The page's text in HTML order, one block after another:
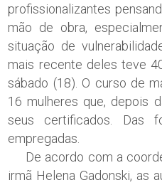
profissionalizantes
mão de obra,
situação de
mais recente deles teve
sábado (18). O curso de
16 mulheres que, depois
seus certificados. Das
empregadas.
De acordo com a
irmã Helena Gadonski, as